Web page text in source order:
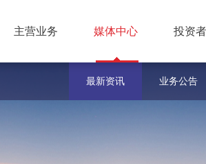
主营业务 媒体中心 投资
最新资讯 业务公告